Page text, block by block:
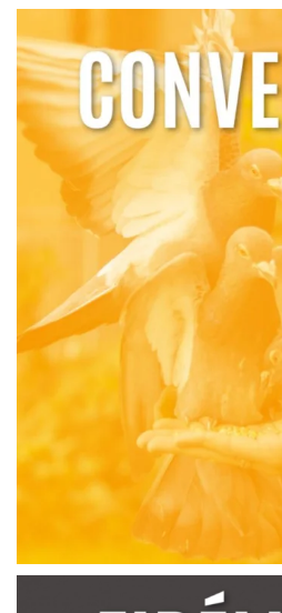
Convertir c’est d’abord
gains de conversion.
permet de conclure une